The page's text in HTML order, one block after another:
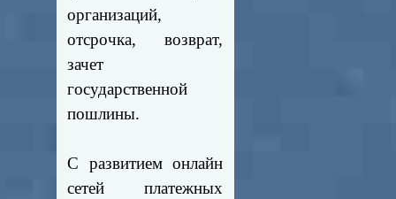
организаций,
отсрочка, возврат,
зачет
государственной
пошлины.
С развитием онлайн
сетей платежных